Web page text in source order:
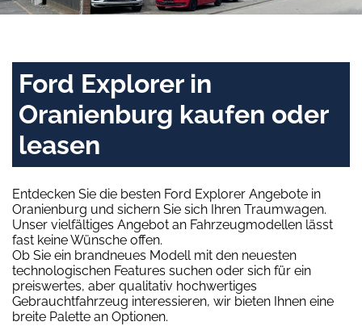
Ford Explorer in
Oranienburg kaufen oder
leasen
Entdecken Sie die besten Ford Explorer Angebote in
Oranienburg und sichern Sie sich Ihren Traumwagen.
Unser vielfältiges Angebot an Fahrzeugmodellen lässt
fast keine Wünsche offen.
Ob Sie ein brandneues Modell mit den neuesten
technologischen Features suchen oder sich für ein
preiswertes, aber qualitativ hochwertiges
Gebrauchtfahrzeug interessieren, wir bieten Ihnen eine
breite Palette an Optionen.